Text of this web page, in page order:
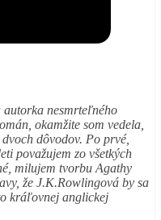
autorka nesmrteľného
okamžite som vedela,
dôvodov. Po prvé,
považujem zo všetkých
milujem tvorbu Agathy
že J.K.Rowlingová by sa
kráľovnej anglickej